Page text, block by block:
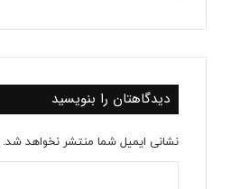
دیدگاهتان را بنویسید
نشانی ایمیل شما منتشر نخواهد شد.